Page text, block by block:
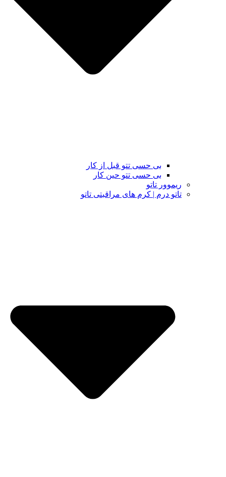
بی حسی تتو قبل از کار
بی حسی تتو حین کار
ریموور تاتو
تاتو درم | کرم های مراقبتی تاتو